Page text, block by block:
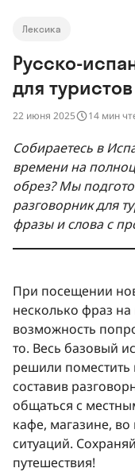
Лексика
Русско-
для туристов
22 июня 2025 14 мин
Собираетесь в
времени на
обрез? Мы
разговорник для
фразы и слова с
При посещении
несколько фраз
возможность
то. Весь базовый
решили поместить
составив
общаться с
кафе, магазине,
ситуаций.
путешествия!